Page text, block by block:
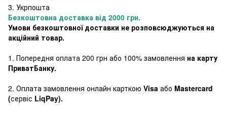
3. Укрпошта
Безкоштовна доставка від 2000 грн.
Умови безкоштовної доставки не розповсюджуються на
акційний товар.
1. Попередня оплата 200 грн або 100% замовлення на карту
ПриватБанку.
2. Оплата замовлення онлайн карткою Visa або Mastercard
(сервіс LiqPay).